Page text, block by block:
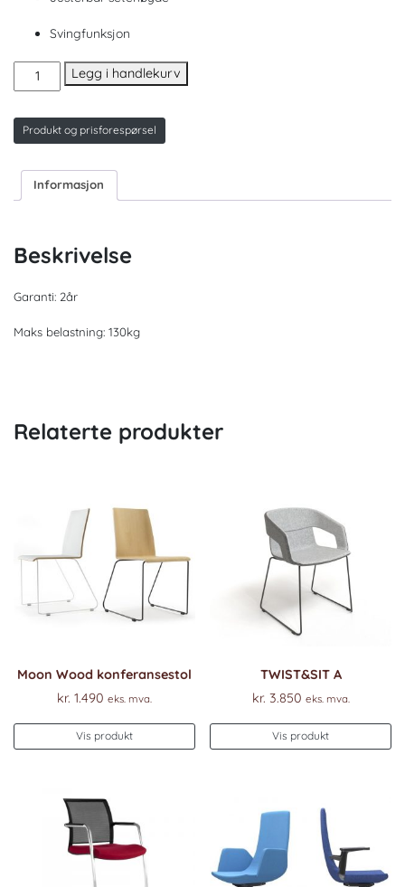
Svingfunksjon
Barnet
konferansestol.
antall
Legg i handlekurv
Produkt og prisforespørsel
Informasjon
Beskrivelse
Garanti: 2år
Maks belastning: 130kg
Relaterte produkter
Moon Wood konferansestol
kr. 1.490 eks. mva.
Vis produkt
TWIST&SIT A
kr. 3.850 eks. mva.
Vis produkt